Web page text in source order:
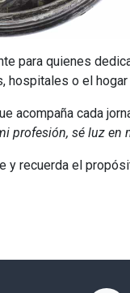
para quienes
hospitales o el hogar
acompaña cada
profesión, sé luz
y recuerda el